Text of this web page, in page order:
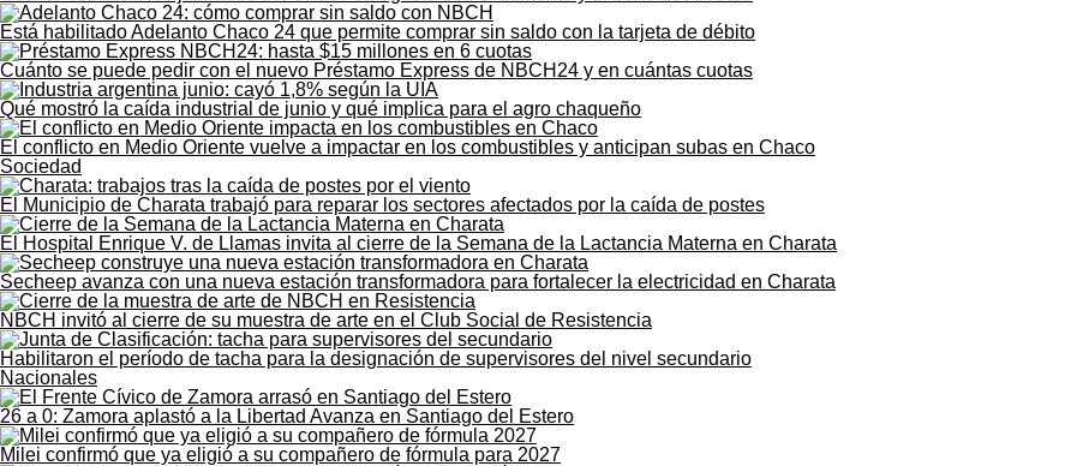
Está habilitado Adelanto Chaco 24 que permite comprar sin saldo con la tarjeta de débito
Cuánto se puede pedir con el nuevo Préstamo Express de NBCH24 y en cuántas cuotas
Qué mostró la caída industrial de junio y qué implica para el agro chaqueño
El conflicto en Medio Oriente vuelve a impactar en los combustibles y anticipan subas en Chaco
Sociedad
El Municipio de Charata trabajó para reparar los sectores afectados por la caída de postes
El Hospital Enrique V. de Llamas invita al cierre de la Semana de la Lactancia Materna en Charata
Secheep avanza con una nueva estación transformadora para fortalecer la electricidad en Charata
NBCH invitó al cierre de su muestra de arte en el Club Social de Resistencia
Habilitaron el período de tacha para la designación de supervisores del nivel secundario
Nacionales
26 a 0: Zamora aplastó a la Libertad Avanza en Santiago del Estero
Milei confirmó que ya eligió a su compañero de fórmula para 2027